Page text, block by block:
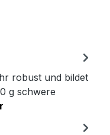
robust und bildet
g schwere